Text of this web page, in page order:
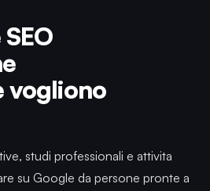
vogliono
studi professionali e attivita
su Google da persone pronte a